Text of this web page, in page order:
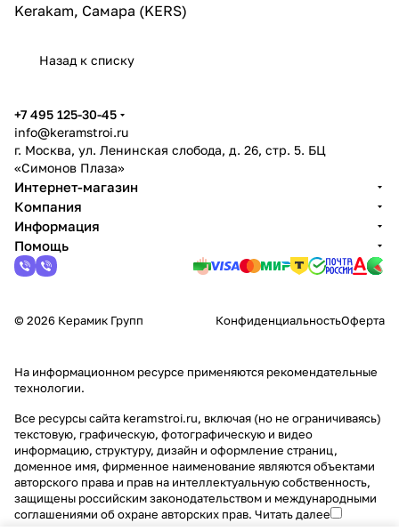
Kerakam, Самара (KERS)
Назад к списку
+7 495 125-30-45
info@keramstroi.ru
г. Москва, ул. Ленинская слобода, д. 26, стр. 5. БЦ
«Симонов Плаза»
Интернет-магазин
Компания
Информация
Помощь
© 2026 Керамик Групп КонфиденциальностьОферта
На информационном ресурсе применяются рекомендательные
технологии.
Все ресурсы сайта keramstroi.ru, включая (но не ограничиваясь)
текстовую, графическую, фотографическую и видео
информацию, структуру, дизайн и оформление страниц,
доменное имя, фирменное наименование являются объектами
авторского права и прав на интеллектуальную собственность,
защищены российским законодательством и международными
соглашениями об охране авторских прав. Читать далее